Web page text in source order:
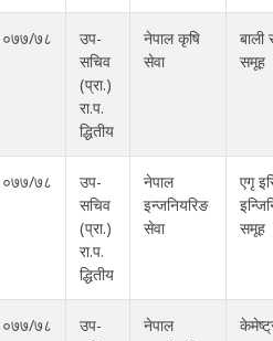
०७७/७८
उप-
सचिव
(प्रा.)
रा.प.
द्धितीय
नेपाल कृषि
सेवा
बाली
समूह
०७७/७८
उप-
सचिव
(प्रा.)
रा.प.
द्धितीय
नेपाल
इन्जनियरिङ
सेवा
एगृ
समूह
०७७/७८
उप-
नेपाल